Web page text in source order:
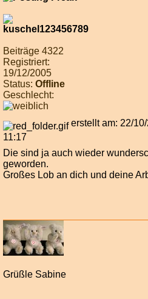
Beiträge 4322
Registriert:
19/12/2005
Status: Offline
Geschlecht:
erstellt am: 22/
11:17
Die sind ja auch wieder
geworden.
Großes Lob an dich und deine
Grüßle Sabine